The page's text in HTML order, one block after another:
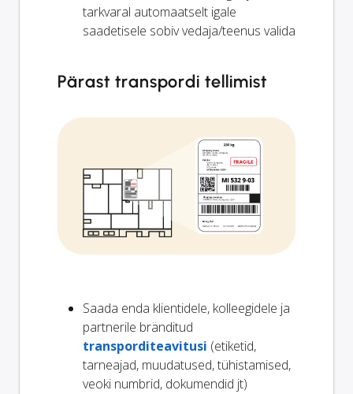
tarkvaral automaatselt igale
saadetisele sobiv vedaja/teenus valida
Pärast transpordi tellimist
Saada enda klientidele, kolleegidele ja
partnerile bränditud
transporditeavitusi (etiketid,
tarneajad, muudatused, tühistamised,
veoki numbrid, dokumendid jt)